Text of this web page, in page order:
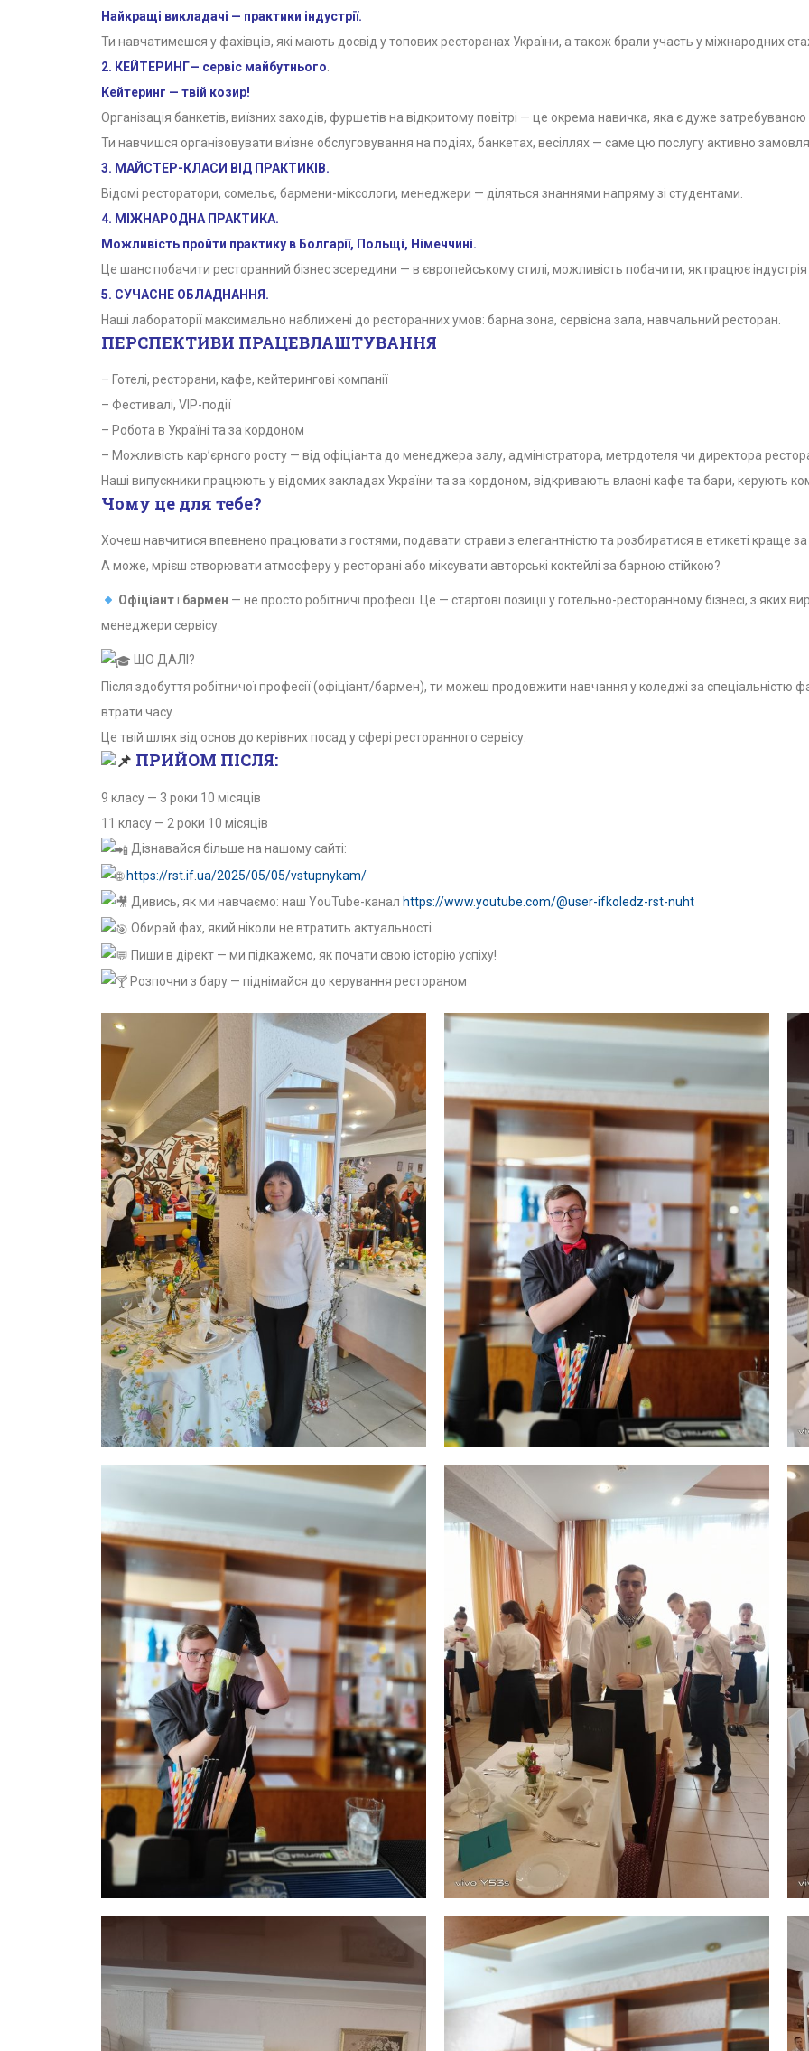
Найкращі викладачі — практики індустрії.
Ти навчатимешся у фахівців, які мають досвід у топових ресторанах України, а також брали участь у міжнародних
2. КЕЙТЕРИНГ— сервіс майбутнього.
Кейтеринг — твій козир!
Організація банкетів, виїзних заходів, фуршетів на відкритому повітрі — це окрема навичка, яка є дуже затребуваною
Ти навчишся організовувати виїзне обслуговування на подіях, банкетах, весіллях — саме цю послугу активно
3. МАЙСТЕР-КЛАСИ ВІД ПРАКТИКІВ.
Відомі ресторатори, сомельє, бармени-міксологи, менеджери — діляться знаннями напряму зі студентами.
4. МІЖНАРОДНА ПРАКТИКА.
Можливість пройти практику в Болгарії, Польщі, Німеччині.
Це шанс побачити ресторанний бізнес зсередини — в європейському стилі, можливість побачити, як працює
5. СУЧАСНЕ ОБЛАДНАННЯ.
Наші лабораторії максимально наближені до ресторанних умов: барна зона, сервісна зала, навчальний ресторан.
ПЕРСПЕКТИВИ ПРАЦЕВЛАШТУВАННЯ
– Готелі, ресторани, кафе, кейтерингові компанії
– Фестивалі, VIP-події
– Робота в Україні та за кордоном
– Можливість кар’єрного росту — від офіціанта до менеджера залу, адміністратора, метрдотеля чи директора
Наші випускники працюють у відомих закладах України та за кордоном, відкривають власні кафе та бари, керують
Чому це для тебе?
Хочеш навчитися впевнено працювати з гостями, подавати страви з елегантністю та розбиратися в етикеті краще за
А може, мрієш створювати атмосферу у ресторані або міксувати авторські коктейлі за барною стійкою?
Офіціанті бармен — не просто робітничі професії. Це — стартові позиції у готельно-ресторанному бізнесі, з яких
менеджери сервісу.
ЩО ДАЛІ?
Після здобуття робітничої професії (офіціант/бармен), ти можеш продовжити навчання у коледжі за
втрати часу.
Це твій шлях від основ до керівних посад у сфері ресторанного сервісу.
ПРИЙОМ ПІСЛЯ:
9 класу — 3 роки 10 місяців
11 класу — 2 роки 10 місяців
Дізнавайся більше на нашому сайті:
https://rst.if.ua/2025/05/05/vstupnykam/
Дивись, як ми навчаємо: наш YouTube-канал https://www.youtube.com/@user-ifkoledz-rst-nuht
Обирай фах, який ніколи не втратить актуальності.
Пиши в дірект — ми підкажемо, як почати свою історію успіху!
Розпочни з бару — піднімайся до керування рестораном